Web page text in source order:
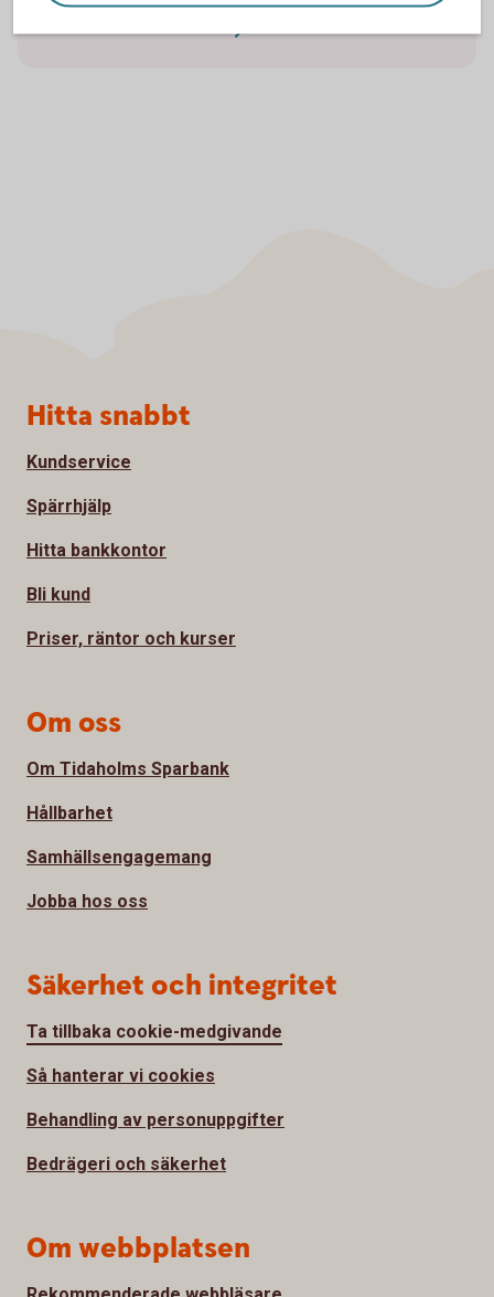
Sidfot
Hitta snabbt
Kundservice
Spärrhjälp
Hitta bankkontor
Bli kund
Priser, räntor och kurser
Om oss
Om Tidaholms Sparbank
Hållbarhet
Samhällsengagemang
Jobba hos oss
Säkerhet och integritet
Ta tillbaka cookie-medgivande
Så hanterar vi cookies
Behandling av personuppgifter
Bedrägeri och säkerhet
Om webbplatsen